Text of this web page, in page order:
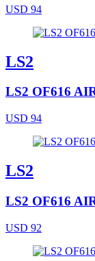
USD 94
LS2
LS2 OF616
USD 94
LS2
LS2 OF616
USD 92